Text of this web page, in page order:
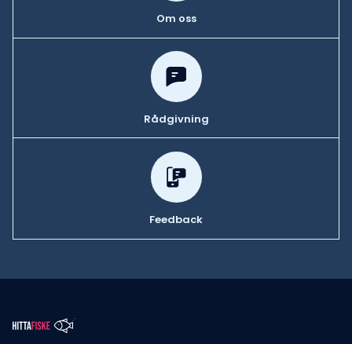
Om oss
Rådgivning
Feedback